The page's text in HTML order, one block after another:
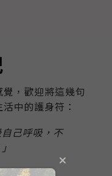
，歡迎將這幾句
中的護身符：
自己呼吸，不